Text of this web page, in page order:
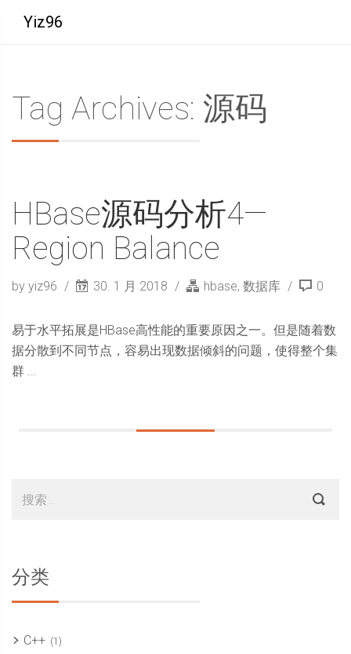
Yiz96
Tag Archives: 源码
HBase源码分析4—
Region Balance
by yiz96 30. 1 月 2018 hbase, 数据库 0
易于水平拓展是HBase高性能的重要原因之一。但是随着数
据分散到不同节点，容易出现数据倾斜的问题，使得整个集
群 ...
Sidebar
索：
分类
C++ (1)